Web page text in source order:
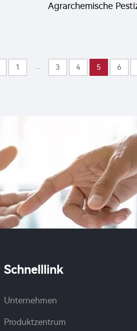
Agrarchemische
Landwirtschaft
günstigem Preis
1 ... 3 4 5 6
Schnelllink
Unternehmen
Produktzentrum